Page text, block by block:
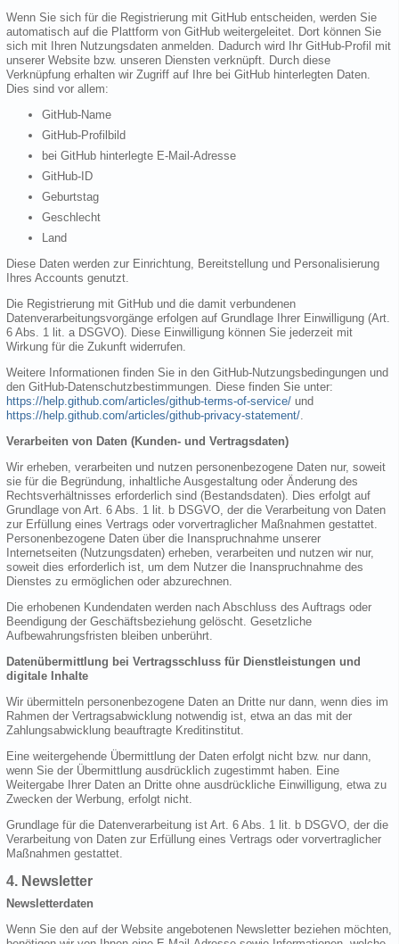
Wenn Sie sich für die Registrierung mit GitHub entscheiden, werden Sie
automatisch auf die Plattform von GitHub weitergeleitet. Dort können Sie
sich mit Ihren Nutzungsdaten anmelden. Dadurch wird Ihr GitHub-Profil mit
unserer Website bzw. unseren Diensten verknüpft. Durch diese
Verknüpfung erhalten wir Zugriff auf Ihre bei GitHub hinterlegten Daten.
Dies sind vor allem:
GitHub-Name
GitHub-Profilbild
bei GitHub hinterlegte E-Mail-Adresse
GitHub-ID
Geburtstag
Geschlecht
Land
Diese Daten werden zur Einrichtung, Bereitstellung und Personalisierung
Ihres Accounts genutzt.
Die Registrierung mit GitHub und die damit verbundenen
Datenverarbeitungsvorgänge erfolgen auf Grundlage Ihrer Einwilligung (Art.
6 Abs. 1 lit. a DSGVO). Diese Einwilligung können Sie jederzeit mit
Wirkung für die Zukunft widerrufen.
Weitere Informationen finden Sie in den GitHub-Nutzungsbedingungen und
den GitHub-Datenschutzbestimmungen. Diese finden Sie unter:
https://help.github.com/articles/github-terms-of-service/ und
https://help.github.com/articles/github-privacy-statement/.
Verarbeiten von Daten (Kunden- und Vertragsdaten)
Wir erheben, verarbeiten und nutzen personenbezogene Daten nur, soweit
sie für die Begründung, inhaltliche Ausgestaltung oder Änderung des
Rechtsverhältnisses erforderlich sind (Bestandsdaten). Dies erfolgt auf
Grundlage von Art. 6 Abs. 1 lit. b DSGVO, der die Verarbeitung von Daten
zur Erfüllung eines Vertrags oder vorvertraglicher Maßnahmen gestattet.
Personenbezogene Daten über die Inanspruchnahme unserer
Internetseiten (Nutzungsdaten) erheben, verarbeiten und nutzen wir nur,
soweit dies erforderlich ist, um dem Nutzer die Inanspruchnahme des
Dienstes zu ermöglichen oder abzurechnen.
Die erhobenen Kundendaten werden nach Abschluss des Auftrags oder
Beendigung der Geschäftsbeziehung gelöscht. Gesetzliche
Aufbewahrungsfristen bleiben unberührt.
Datenübermittlung bei Vertragsschluss für Dienstleistungen und
digitale Inhalte
Wir übermitteln personenbezogene Daten an Dritte nur dann, wenn dies im
Rahmen der Vertragsabwicklung notwendig ist, etwa an das mit der
Zahlungsabwicklung beauftragte Kreditinstitut.
Eine weitergehende Übermittlung der Daten erfolgt nicht bzw. nur dann,
wenn Sie der Übermittlung ausdrücklich zugestimmt haben. Eine
Weitergabe Ihrer Daten an Dritte ohne ausdrückliche Einwilligung, etwa zu
Zwecken der Werbung, erfolgt nicht.
Grundlage für die Datenverarbeitung ist Art. 6 Abs. 1 lit. b DSGVO, der die
Verarbeitung von Daten zur Erfüllung eines Vertrags oder vorvertraglicher
Maßnahmen gestattet.
4. Newsletter
Newsletterdaten
Wenn Sie den auf der Website angebotenen Newsletter beziehen möchten,